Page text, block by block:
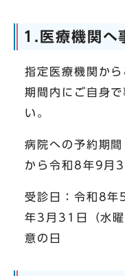
1.医療機関へ
指定医療機関か
期間内にご自身
い。
病院への予約期
から令和8年9月
受診日：令和8年
年3月31日（水曜
意の日